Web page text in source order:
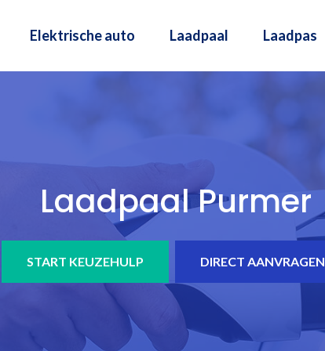
Elektrische auto Laadpaal Laadpas
Laadpaal Purmer
START KEUZEHULP DIRECT AANVRAGEN